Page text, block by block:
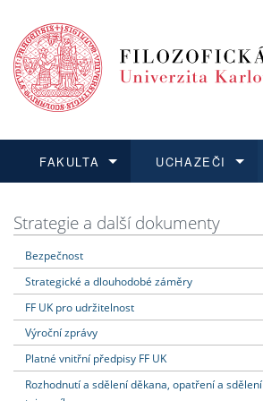
FAKULTA
Dozvědět se více
UCHAZEČI
Podat přihlášku
Dozvědět se více
Dozvědět se více
Dozvědět se více
Strategie a další dokumenty
Bezpečnost
Strategické a dlouhodobé záměry
FF UK pro udržitelnost
Výroční zprávy
Platné vnitřní předpisy FF UK
Rozhodnutí a sdělení děkana, opatření a sdělení